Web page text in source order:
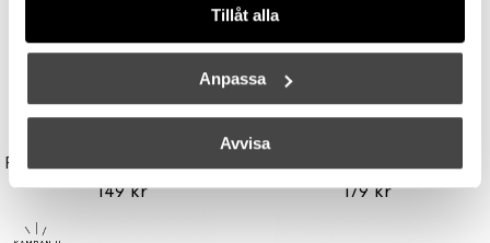
Tillåt alla
Anpassa
Avvisa
149 kr
179 kr